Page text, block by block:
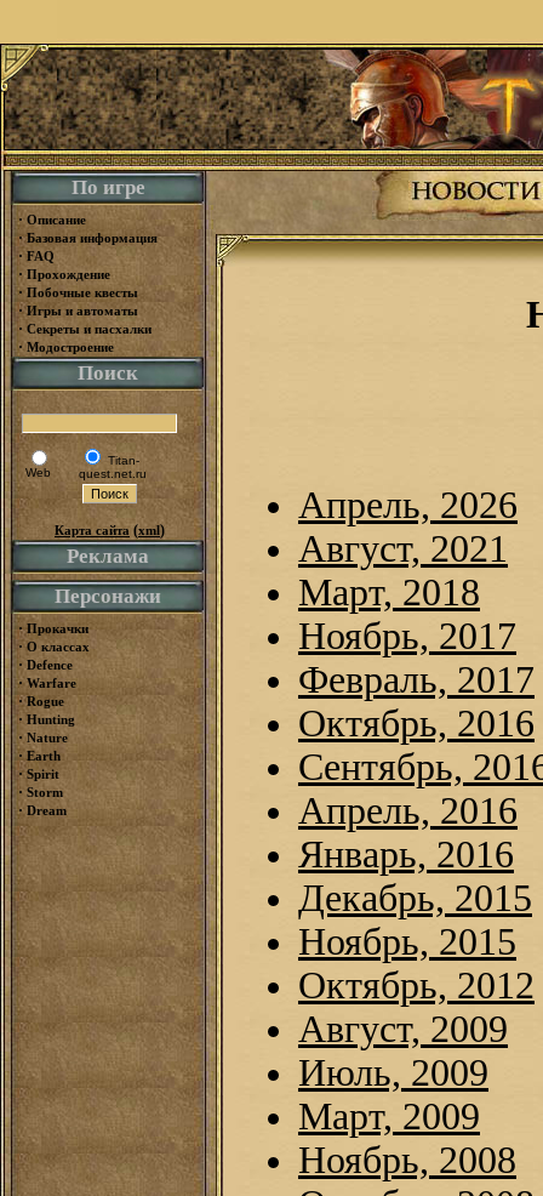
По игре
· Описание
· Базовая информация
· FAQ
· Прохождение
· Побочные квесты
· Игры и автоматы
· Секреты и пасхалки
· Модостроение
Поиск
Web
Titan-
quest.net.ru
Карта сайта (xml)
Реклама
Персонажи
·Прокачки
·О классах
·Defence
· Warfare
·Rogue
· Hunting
·Nature
·Earth
·Spirit
· Storm
·Dream
Апрель, 2026
Август, 2021
Март, 2018
Ноябрь, 2017
Февраль, 2017
Октябрь, 2016
Сентябрь,
Апрель, 2016
Январь, 2016
Декабрь, 2015
Ноябрь, 2015
Октябрь, 2012
Август, 2009
Июль, 2009
Март, 2009
Ноябрь, 2008